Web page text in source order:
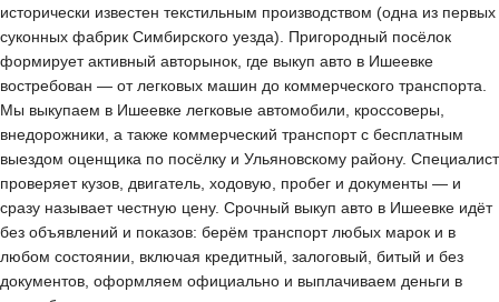
исторически известен текстильным производством (одна из первых
суконных фабрик Симбирского уезда). Пригородный посёлок
формирует активный авторынок, где выкуп авто в Ишеевке
востребован — от легковых машин до коммерческого транспорта.
Мы выкупаем в Ишеевке легковые автомобили, кроссоверы,
внедорожники, а также коммерческий транспорт с бесплатным
выездом оценщика по посёлку и Ульяновскому району. Специалист
проверяет кузов, двигатель, ходовую, пробег и документы — и
сразу называет честную цену. Срочный выкуп авто в Ишеевке идёт
без объявлений и показов: берём транспорт любых марок и в
любом состоянии, включая кредитный, залоговый, битый и без
документов, оформляем официально и выплачиваем деньги в